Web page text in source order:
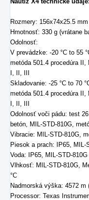
Rozmery: 156x74x25.5
Hmotnosť: 330 g (vrátane
Odolnosť:
V prevádzke: -20 °C to 55
metóda 501.4 procedúra II,
I, II, III
Skladovanie: -25 °C to 70
metóda 501.4 procedúra II,
I, II, III
Odolnosť voči pádu: test
betón, MIL-STD-810G,
Vibracie: MIL-STD-810G,
Piesok a prach: IP65, MIL-
Voda: IP65, MIL-STD-810G
Vlhkosť: MIL-STD-810G,
°C
Nadmorská výška: 4572 m
Processor: Texas